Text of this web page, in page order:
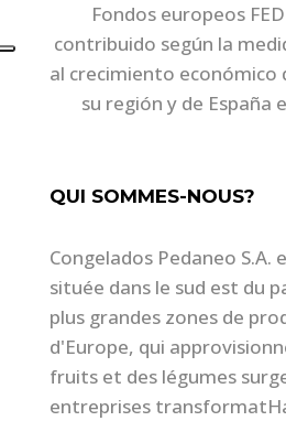
Fondos europeos
contribuido según la
al crecimiento económico
su región y de España
QUI SOMMES-NOUS?
Congelados Pedaneo S.A.
située dans le sud est du
plus grandes zones de
d'Europe, qui
fruits et des légumes
entreprises